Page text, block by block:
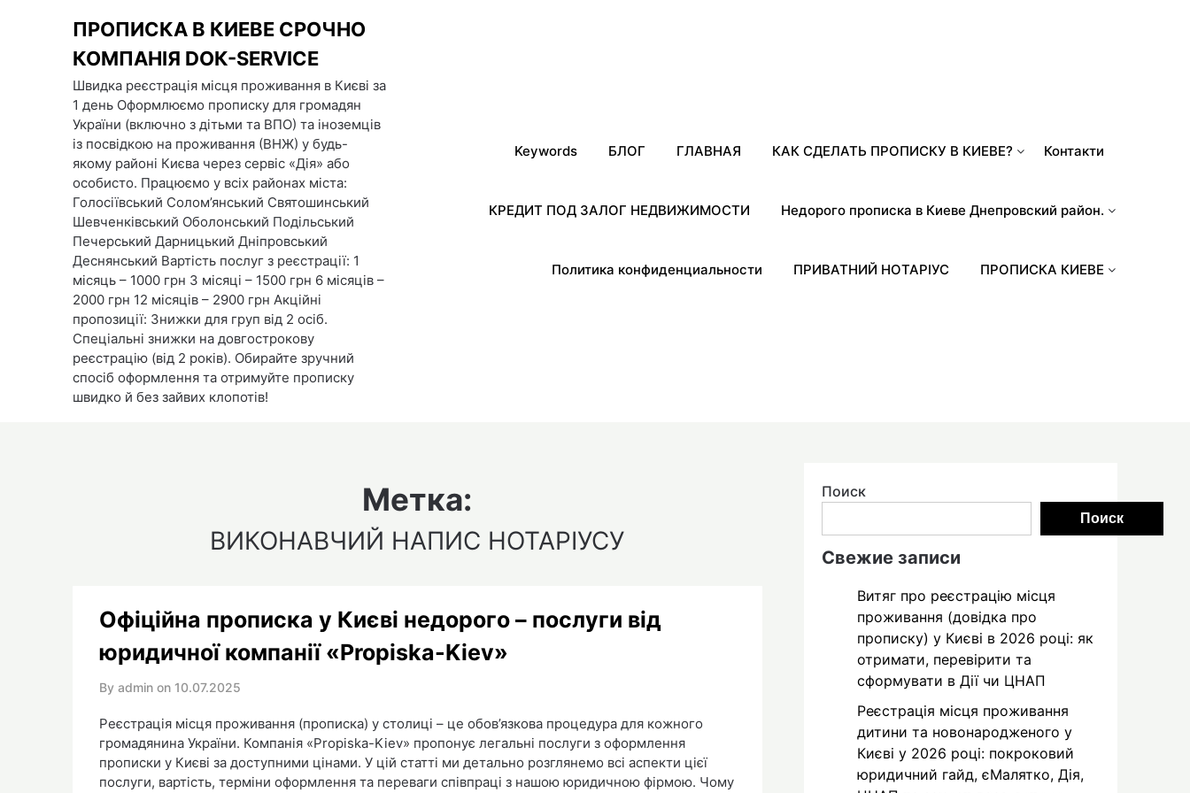
ПРОПИСКА В КИЕВЕ СРОЧНО
КОМПАНІЯ DOК-SERVICE
Швидка реєстрація місця проживання в Києві за
1 день Оформлюємо прописку для громадян
України (включно з дітьми та ВПО) та іноземців
із посвідкою на проживання (ВНЖ) у будь-
якому районі Києва через сервіс «Дія» або
особисто. Працюємо у всіх районах міста:
Голосіївський Солом’янський Святошинський
Шевченківський Оболонський Подільський
Печерський Дарницький Дніпровський
Деснянський Вартість послуг з реєстрації: 1
місяць – 1000 грн 3 місяці – 1500 грн 6 місяців –
2000 грн 12 місяців – 2900 грн Акційні
пропозиції: Знижки для груп від 2 осіб.
Спеціальні знижки на довгострокову
реєстрацію (від 2 років). Обирайте зручний
спосіб оформлення та отримуйте прописку
швидко й без зайвих клопотів!
Keywords БЛОГ ГЛАВНАЯ КАК СДЕЛАТЬ ПРОПИСКУ В КИЕВЕ? Контакти
КРЕДИТ ПОД ЗАЛОГ НЕДВИЖИМОСТИ Недорого прописка в Киеве Днепровский район.
Политика конфиденциальности ПРИВАТНИЙ НОТАРІУС ПРОПИСКА КИЕВЕ
Метка:
ВИКОНАВЧИЙ НАПИС НОТАРІУСУ
Офіційна прописка у Києві недорого – послуги від
юридичної компанії «Propiska-Kiev»
By admin on 10.07.2025
Реєстрація місця проживання (прописка) у столиці – це обов’язкова процедура для кожного
громадянина України. Компанія «Propiska-Kiev» пропонує легальні послуги з оформлення
прописки у Києві за доступними цінами. У цій статті ми детально розглянемо всі аспекти цієї
послуги, вартість, терміни оформлення та переваги співпраці з нашою юридичною фірмою. Чому
Поиск
Поиск
Свежие записи
Витяг про реєстрацію місця
проживання (довідка про
прописку) у Києві в 2026 році: як
отримати, перевірити та
сформувати в Дії чи ЦНАП
Реєстрація місця проживання
дитини та новонародженого у
Києві у 2026 році: покроковий
юридичний гайд, єМалятко, Дія,